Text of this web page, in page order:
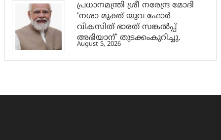
പ്രധാനമന്ത്രി ശ്രീ നരേന്ദ്ര മോദി
‘നശാ മുക്ത് യുവ ഫോർ
വികസിത് ഭാരത് സങ്കൽപ്പ്
അഭിയാന്’ തുടക്കംകുറിച്ചു.
August 5, 2026